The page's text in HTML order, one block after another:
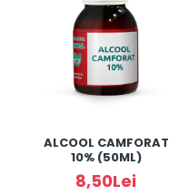
ALCOOL CAMFORAT
10% (50ML)
8,50Lei